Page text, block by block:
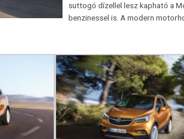
suttogó dízellel lesz kapható a
benzinessel is. A modern